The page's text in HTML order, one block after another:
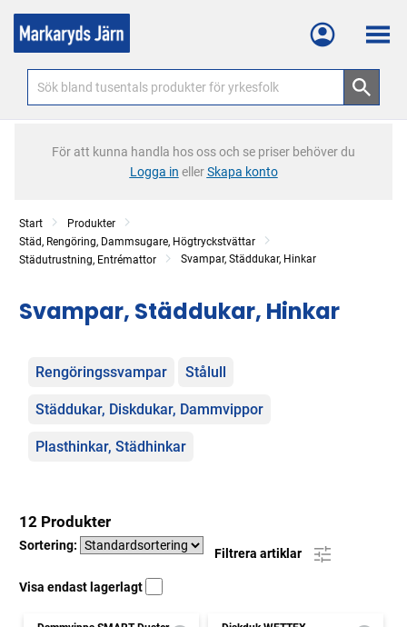
Meny
För att kunna handla hos oss och se priser behöver du
Logga in ellerSkapa konto
Start
Produkter
Städ, Rengöring, Dammsugare, Högtryckstvättar
Städutrustning, Entrémattor
Svampar, Städdukar, Hinkar
Svampar, Städdukar, Hinkar
Kategorier
Rengöringssvampar Stålull
Städdukar, Diskdukar, Dammvippor
Plasthinkar, Städhinkar
12 Produkter
Sortering:
Filtrera artiklar
Visa endast lagerlagt